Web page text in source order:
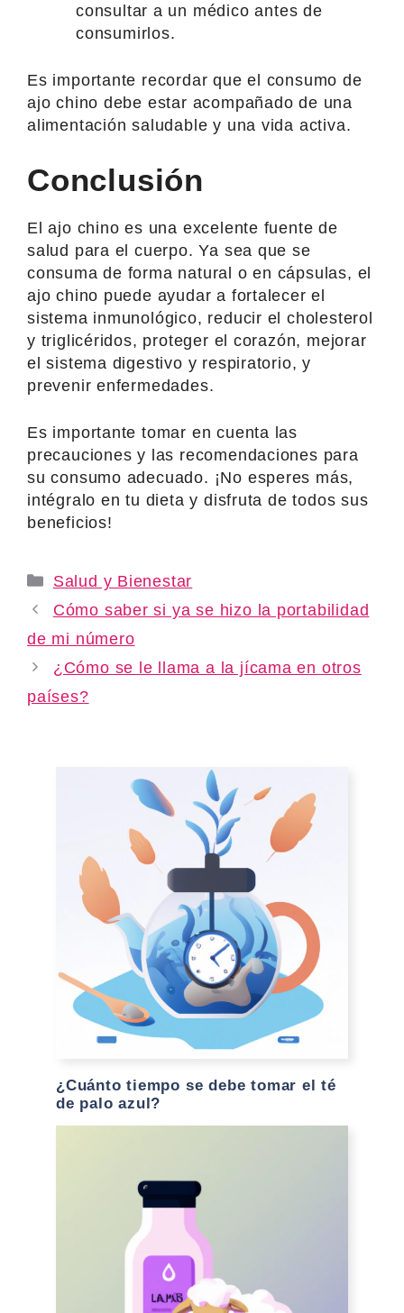
consultar a un médico antes de
consumirlos.
Es importante recordar que el consumo de
ajo chino debe estar acompañado de una
alimentación saludable y una vida activa.
Conclusión
El ajo chino es una excelente fuente de
salud para el cuerpo. Ya sea que se
consuma de forma natural o en cápsulas, el
ajo chino puede ayudar a fortalecer el
sistema inmunológico, reducir el cholesterol
y triglicéridos, proteger el corazón, mejorar
el sistema digestivo y respiratorio, y
prevenir enfermedades.
Es importante tomar en cuenta las
precauciones y las recomendaciones para
su consumo adecuado. ¡No esperes más,
intégralo en tu dieta y disfruta de todos sus
beneficios!
Categories
Salud y Bienestar
Cómo saber si ya se hizo la portabilidad
de mi número
¿Cómo se le llama a la jícama en otros
países?
¿Cuánto tiempo se debe tomar el té
de palo azul?